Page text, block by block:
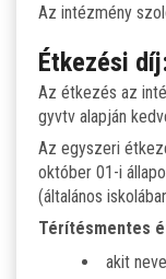
Az intézmény
Étkezési
Az étkezés az
gyvtv alapján
Az egyszeri
október 01-i
(általános
Térítésmentes
akit